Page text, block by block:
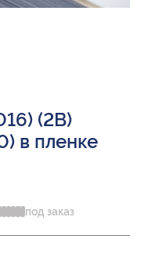
(2B)
в пленке
под заказ